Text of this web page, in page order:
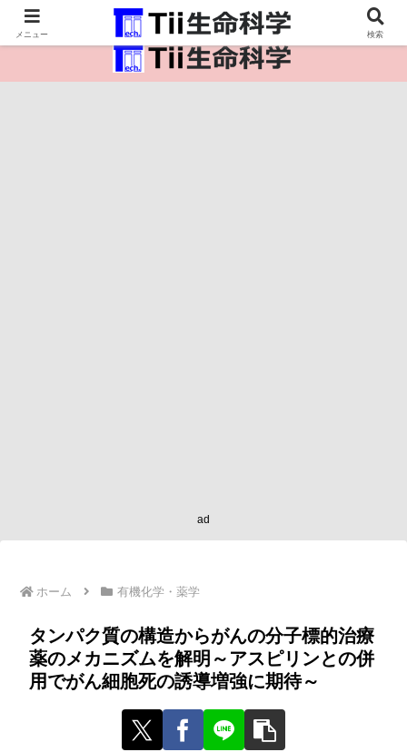
医療保健・生命・生物の情報インフラ。
ad
ホーム 有機化学・薬学
タンパク質の構造からがんの分子標的治療
薬のメカニズムを解明～アスピリンとの併
用でがん細胞死の誘導増強に期待～
メニュー 検索